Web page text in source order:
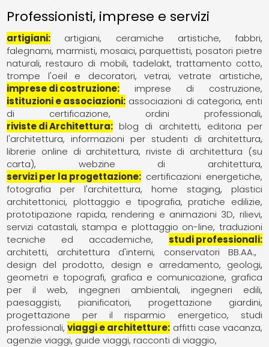
Professionisti, imprese e servizi
artigiani artigiani ceramiche artistiche
fabbri
falegnami marmisti mosaici parquettisti posatori pietre
naturali restauro di mobili tadelakt trattamento cotto
trompe l'oeil e decoratori
vetrai
vetrate artistiche
imprese di costruzione
imprese di costruzione
istituzioni e associazioni associazioni di categoria enti
di certificazione
ordini professionali
riviste di Architettura
blog di architetti
editoria per
l'architettura
informazioni per studenti di architettura
librerie online di architettura riviste di architettura (su
carta)
webzine di architettura
servizi per la progettazione
certificazioni energetiche
fotografia per l'architettura
home staging
plastici
architettonici
plottaggio e tipografia
pratiche edilizie
prototipazione rapida rendering e animazioni 3D rilievi
servizi catastali stampa e plottaggio on-line traduzioni
tecniche ed accademiche
studi professionali
architetti
architettura d'interni
conservatori BB.AA.
design del prodotto
design e arredamento
geologi
geometri e topografi grafica e comunicazione grafica
per il web
ingegneri ambientali
ingegneri edili
paesaggisti
pianificatori
progettazione giardini
progettazione per il risparmio energetico
studi
professionali viaggi e architetture affitti case vacanza
agenzie viaggi guide viaggi racconti di viaggio